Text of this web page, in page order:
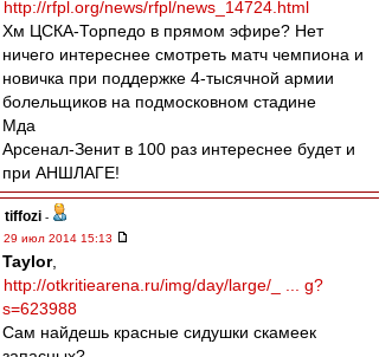
http://rfpl.org/news/rfpl/news_14724.html
Хм ЦСКА-Торпедо в прямом эфире? Нет
ничего интереснее смотреть матч чемпиона и
новичка при поддержке 4-тысячной армии
болельщиков на подмосковном стадине
Мда
Арсенал-Зенит в 100 раз интереснее будет и
при АНШЛАГЕ!
tiffozi -
29 июл 2014 15:13
Taylor,
http://otkritiearena.ru/img/day/large/_ ... g?
s=623988
Сам найдешь красные сидушки скамеек